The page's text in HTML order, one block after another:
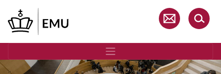
hovedindhold